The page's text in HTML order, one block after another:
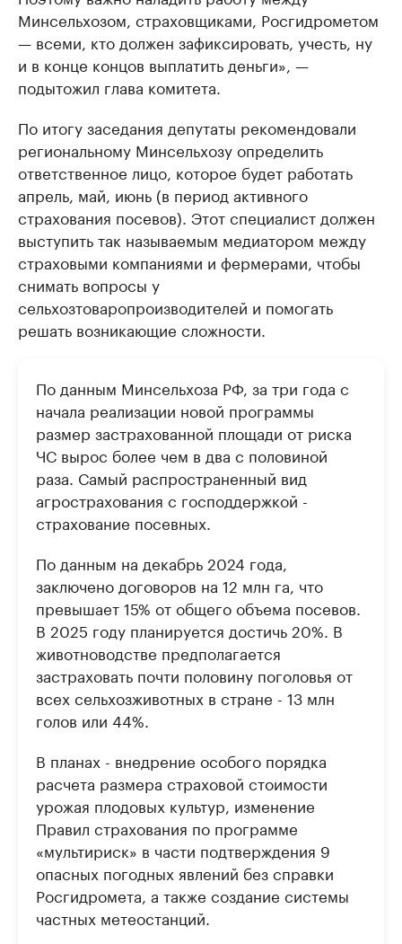
Минсельхозом, страховщиками, Росгидрометом
— всеми, кто должен зафиксировать, учесть, ну
и в конце концов выплатить деньги», —
подытожил глава комитета.
По итогу заседания депутаты рекомендовали
региональному Минсельхозу определить
ответственное лицо, которое будет работать
апрель, май, июнь (в период активного
страхования посевов). Этот специалист должен
выступить так называемым медиатором между
страховыми компаниями и фермерами, чтобы
снимать вопросы у
сельхозтоваропроизводителей и помогать
решать возникающие сложности.
По данным Минсельхоза РФ, за три года с
начала реализации новой программы
размер застрахованной площади от риска
ЧС вырос более чем в два с половиной
раза. Самый распространенный вид
агрострахования с господдержкой -
страхование посевных.
По данным на декабрь 2024 года,
заключено договоров на 12 млн га, что
превышает 15% от общего объема посевов.
В 2025 году планируется достичь 20%. В
животноводстве предполагается
застраховать почти половину поголовья от
всех сельхозживотных в стране - 13 млн
голов или 44%.
В планах - внедрение особого порядка
расчета размера страховой стоимости
урожая плодовых культур, изменение
Правил страхования по программе
«мультириск» в части подтверждения 9
опасных погодных явлений без справки
Росгидромета, а также создание системы
частных метеостанций.